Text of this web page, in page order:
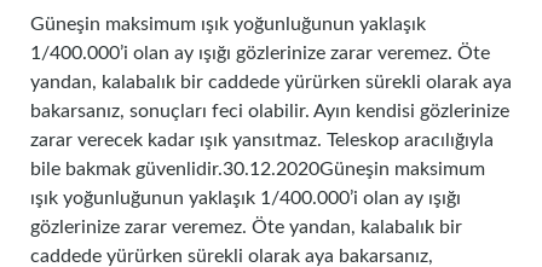
Güneşin maksimum ışık yoğunluğunun yaklaşık
1/400.000’i olan ay ışığı gözlerinize zarar veremez. Öte
yandan, kalabalık bir caddede yürürken sürekli olarak aya
bakarsanız, sonuçları feci olabilir. Ayın kendisi gözlerinize
zarar verecek kadar ışık yansıtmaz. Teleskop aracılığıyla
bile bakmak güvenlidir.30.12.2020Güneşin maksimum
ışık yoğunluğunun yaklaşık 1/400.000’i olan ay ışığı
gözlerinize zarar veremez. Öte yandan, kalabalık bir
caddede yürürken sürekli olarak aya bakarsanız,